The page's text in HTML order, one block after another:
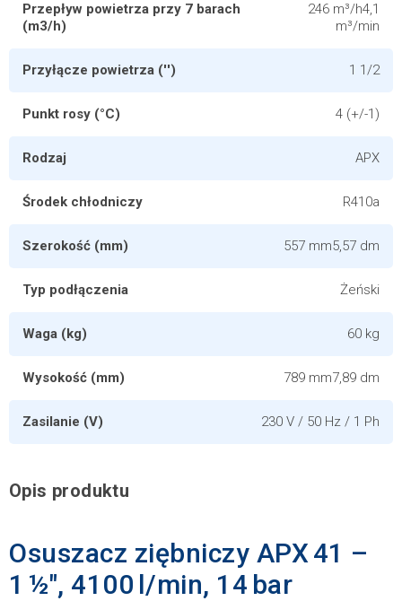
Przepływ powietrza przy 7 barach
(m3/h)
246 m³/h4,1
m³/min
Przyłącze powietrza ('') 1 1/2
Punkt rosy (°C) 4 (+/-1)
Rodzaj APX
Środek chłodniczy R410a
Szerokość (mm) 557 mm5,57 dm
Typ podłączenia Żeński
Waga (kg) 60 kg
Wysokość (mm) 789 mm7,89 dm
Zasilanie (V) 230 V / 50 Hz / 1 Ph
Opis produktu
Osuszacz ziębniczy APX 41 –
1 ½″, 4100 l/min, 14 bar